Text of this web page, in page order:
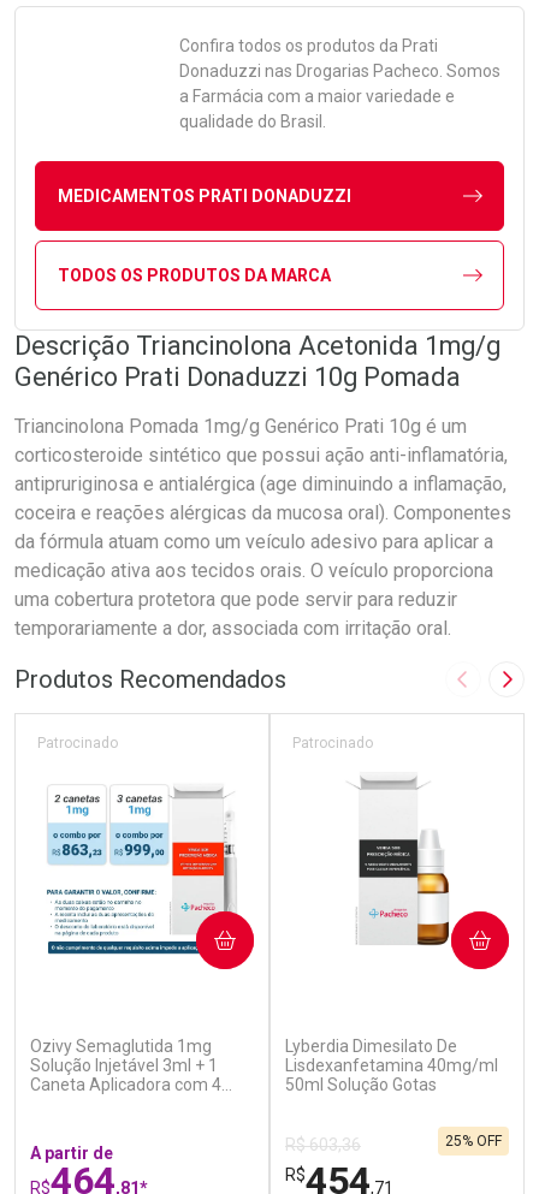
Confira todos os produtos da Prati
Donaduzzi nas Drogarias Pacheco. Somos
a Farmácia com a maior variedade e
qualidade do Brasil.
MEDICAMENTOS PRATI DONADUZZI
TODOS OS PRODUTOS DA MARCA
Descrição Triancinolona Acetonida 1mg/g
Genérico Prati Donaduzzi 10g Pomada
Triancinolona Pomada 1mg/g Genérico Prati 10g é um
corticosteroide sintético que possui ação anti-inflamatória,
antipruriginosa e antialérgica (age diminuindo a inflamação,
coceira e reações alérgicas da mucosa oral). Componentes
da fórmula atuam como um veículo adesivo para aplicar a
medicação ativa aos tecidos orais. O veículo proporciona
uma cobertura protetora que pode servir para reduzir
temporariamente a dor, associada com irritação oral.
Produtos Recomendados Imagem
Ozivy Semaglutida 1mg
Solução Injetável 3ml + 1
Caneta Aplicadora com 4
Patrocinado
A partir de
R$464,81*
COMPRAR
Lyberdia Dimesilato De
Lisdexanfetamina 40mg/ml
50ml Solução Gotas
Patrocinado
R$ 603,36
R$454,71
25% OFF
COMPRAR